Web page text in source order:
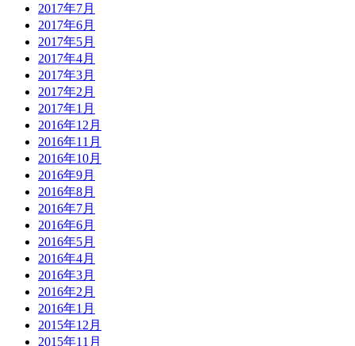
2017年7月
2017年6月
2017年5月
2017年4月
2017年3月
2017年2月
2017年1月
2016年12月
2016年11月
2016年10月
2016年9月
2016年8月
2016年7月
2016年6月
2016年5月
2016年4月
2016年3月
2016年2月
2016年1月
2015年12月
2015年11月